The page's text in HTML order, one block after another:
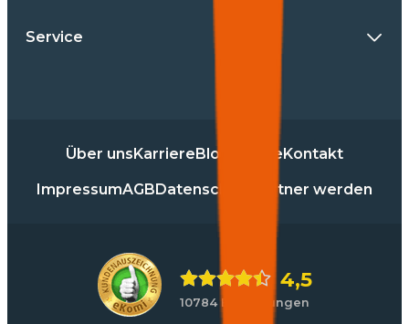
Service
Über unsKarriereBlog PresseKontakt
ImpressumAGBDatenschutz Partner werden
4,5
10784 Bewertungen